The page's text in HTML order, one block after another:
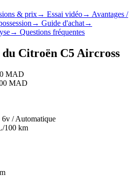
& prix→ Essai vidéo→ Avantages /
→ Guide d'achat→
→ Questions fréquentes
Citroën C5 Aircross
MAD
MAD
6v / Automatique
100 km